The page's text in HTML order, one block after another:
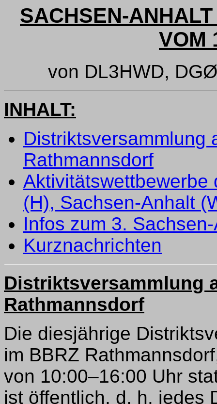
SACHSEN-
VOM
von DL3HWD,
INHALT:
Distriktsversammlung
Rathmannsdorf
Aktivitätswettbewerbe
(H), Sachsen-Anhalt
Infos zum 3.
Kurznachrichten
Distriktsversammlung
Rathmannsdorf
Die diesjährige
im BBRZ
von 10:00–16:00 Uhr
ist öffentlich, d. h. jedes